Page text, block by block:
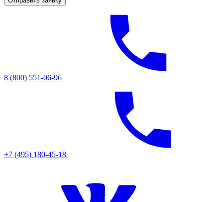
8 (800) 551-06-96
+7 (495) 180-45-18